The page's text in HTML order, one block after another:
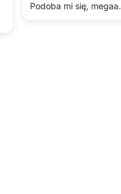
Podoba mi się, megaa.